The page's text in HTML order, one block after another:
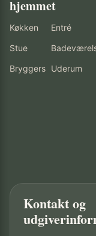
hjemmet
Køkken
Entré
Stue
Bryggers Uderum
Kontakt og